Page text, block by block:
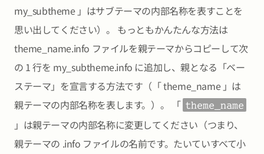
my_subtheme 」はサブテーマの内部名称を表すことを
思い出してください）。 もっともかんたんな方法は
theme_name.info ファイルを親テーマからコピーして次
の 1 行を my_subtheme.info に追加し、親となる「ベー
ステーマ」を宣言する方法です（「 theme_name 」は
親テーマの内部名称を表します。）。 「 theme_name
」は親テーマの内部名称に変更してください（つまり、
親テーマの .info ファイルの名前です。たいていすべて小